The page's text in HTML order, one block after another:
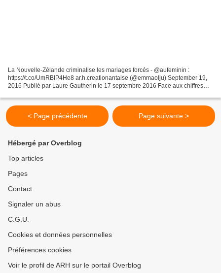
La Nouvelle-Zélande criminalise les mariages forcés - @aufeminin :
https://t.co/UmRBIP4He8 ar.h.creationantaise (@emmaolju) September 19,
2016 Publié par Laure Gautherin le 17 septembre 2016 Face aux chiffres
< Page précédente Page suivante >
Hébergé par Overblog
Top articles
Pages
Contact
Signaler un abus
C.G.U.
Cookies et données personnelles
Préférences cookies
Voir le profil de ARH sur le portail Overblog